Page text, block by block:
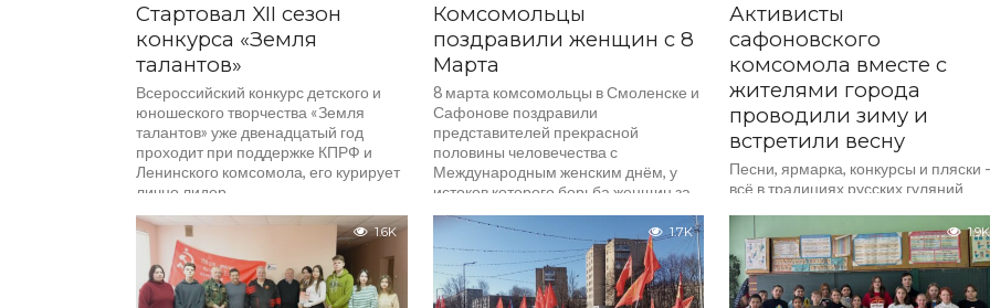
Стартовал XII сезон
конкурса «Земля
талантов»
Всероссийский конкурс детского и
юношеского творчества «Земля
талантов» уже двенадцатый год
проходит при поддержке КПРФ и
Ленинского комсомола, его курирует
лично лидер...
Комсомольцы
поздравили женщин с 8
Марта
8 марта комсомольцы в Смоленске и
Сафонове поздравили
представителей прекрасной
половины человечества с
Международным женским днём, у
истоков которого борьба женщин за...
Активисты
сафоновского
комсомола вместе с
жителями города
проводили зиму и
встретили весну
Песни, ярмарка, конкурсы и пляски
всё в традициях русских гуляний
парке имени В.И. Ленина у...
1.6K 1.7K 1.9K